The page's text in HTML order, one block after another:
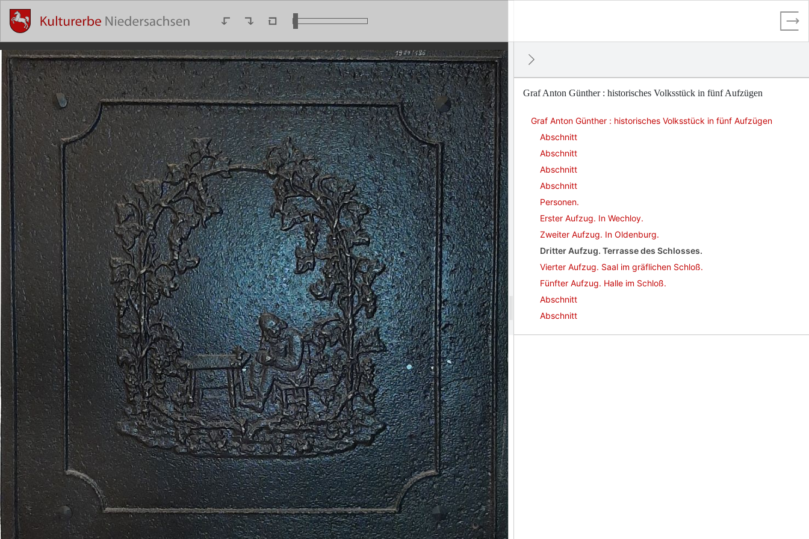
Graf Anton Günther : historisches Volksstück in fünf Aufzügen
Graf Anton Günther : historisches Volksstück in fünf Aufzügen
Abschnitt
Abschnitt
Abschnitt
Abschnitt
Personen.
Erster Aufzug. In Wechloy.
Zweiter Aufzug. In Oldenburg.
Dritter Aufzug. Terrasse des Schlosses.
Vierter Aufzug. Saal im gräflichen Schloß.
Fünfter Aufzug. Halle im Schloß.
Abschnitt
Abschnitt